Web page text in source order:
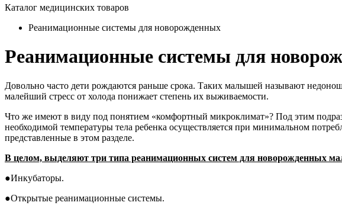
Каталог медицинских товаров
Реанимационные системы для новорожденных
Реанимационные системы для
Довольно часто дети рождаются раньше срока. Таких малышей называют
малейший стресс от холода понижает степень их выживаемости.
Что же имеют в виду под понятием «комфортный микроклимат»? Под этим
необходимой температуры тела ребенка осуществляется при минимальном
представленные в этом разделе.
В целом, выделяют три типа реанимационных систем для новорожденных
●Инкубаторы.
●Открытые реанимационные системы.